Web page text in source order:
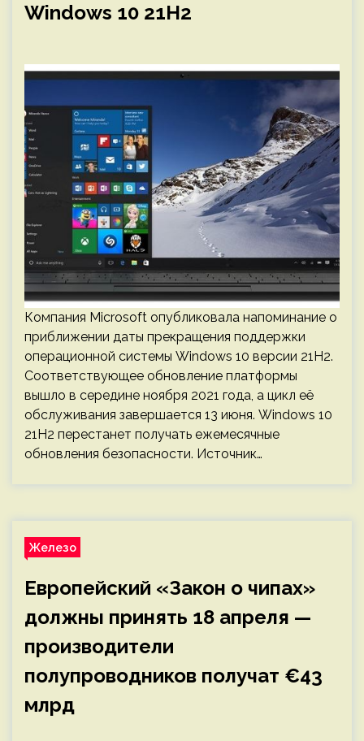
Windows 10 21H2
Компания Microsoft опубликовала напоминание о
приближении даты прекращения поддержки
операционной системы Windows 10 версии 21H2.
Соответствующее обновление платформы
вышло в середине ноября 2021 года, а цикл её
обслуживания завершается 13 июня. Windows 10
21H2 перестанет получать ежемесячные
обновления безопасности. Источник…
Железо
Европейский «Закон о чипах»
должны принять 18 апреля —
производители
полупроводников получат €43
млрд